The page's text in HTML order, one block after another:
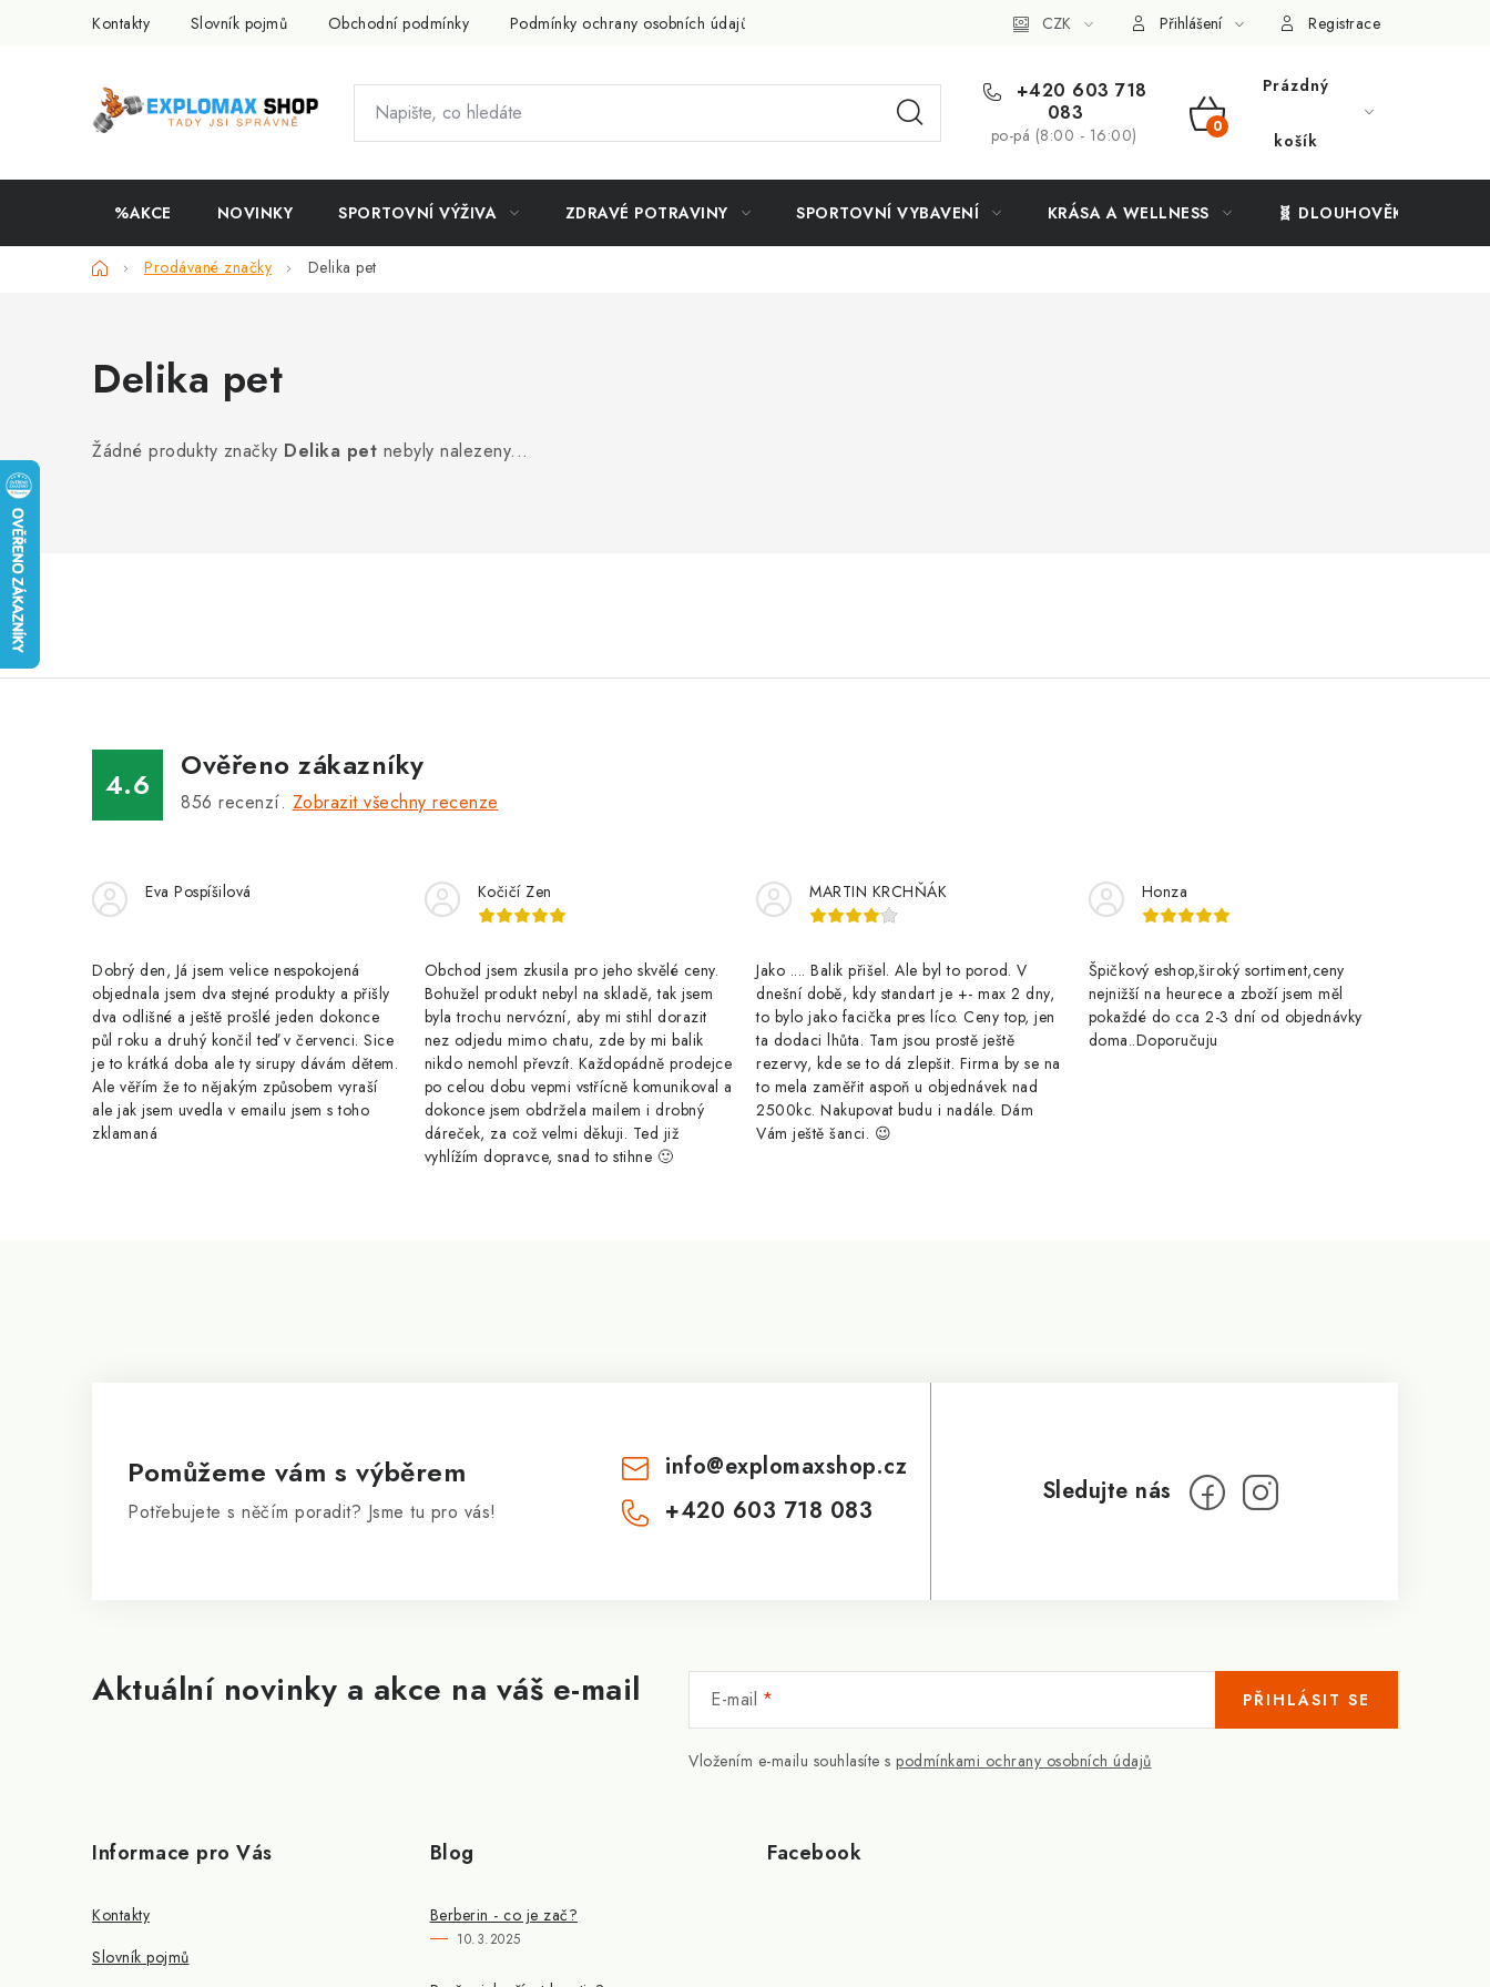
Kontakty Slovník pojmů Obchodní podmínky Podmínky ochrany osobních údajů Slevový systém Vše o nákupu
CZK Přihlášení Registrace
+420 603 718
083
po-pá (8:00 - 16:00)
NÁKUPNÍ
Prázdný
košík
%AKCE NOVINKY SPORTOVNÍ VÝŽIVA ZDRAVÉ POTRAVINY SPORTOVNÍ VYBAVENÍ KRÁSA A WELLNESS 🧬 DLOUHOVĚKOST
DomůProdávané značky Delika pet
Delika pet
Žádné produkty značky Delika pet nebyly nalezeny...
4.6
Ověřeno zákazníky
856 recenzí. Zobrazit všechny recenze
Eva Pospíšilová
Dobrý den, Já jsem velice nespokojená
objednala jsem dva stejné produkty a přišly
dva odlišné a ještě prošlé jeden dokonce
půl roku a druhý končil teď v červenci. Sice
je to krátká doba ale ty sirupy dávám dětem.
Ale věřím že to nějakým způsobem vyraší
ale jak jsem uvedla v emailu jsem s toho
zklamaná
Kočičí Zen
Obchod jsem zkusila pro jeho skvělé ceny.
Bohužel produkt nebyl na skladě, tak jsem
byla trochu nervózní, aby mi stihl dorazit
nez odjedu mimo chatu, zde by mi balik
nikdo nemohl převzít. Každopádně prodejce
po celou dobu vepmi vstřícně komunikoval a
dokonce jsem obdržela mailem i drobný
dáreček, za což velmi děkuji. Ted již
vyhlížím dopravce, snad to stihne 🙂
MARTIN KRCHŇÁK
Jako .... Balik přišel. Ale byl to porod. V
dnešní době, kdy standart je +- max 2 dny,
to bylo jako facička pres líco. Ceny top, jen
ta dodaci lhůta. Tam jsou prostě ještě
rezervy, kde se to dá zlepšit. Firma by se na
to mela zaměřit aspoň u objednávek nad
2500kc. Nakupovat budu i nadále. Dám
Vám ještě šanci. 😉
Honza
Špičkový eshop,široký sortiment,ceny
nejnižší na heurece a zboží jsem měl
pokaždé do cca 2-3 dní od objednávky
doma..Doporučuju
Aktuální novinky a akce na váš e-mail E-mail
Vložením e-mailu souhlasíte s podmínkami ochrany osobních údajů
PŘIHLÁSIT SE
Pomůžeme vám s výběrem
Potřebujete s něčím poradit? Jsme tu pro vás!
info@explomaxshop.cz
+420 603 718 083
Informace pro Vás
Kontakty
Slovník pojmů
Blog
Berberin - co je zač?
10.3.2025
Facebook